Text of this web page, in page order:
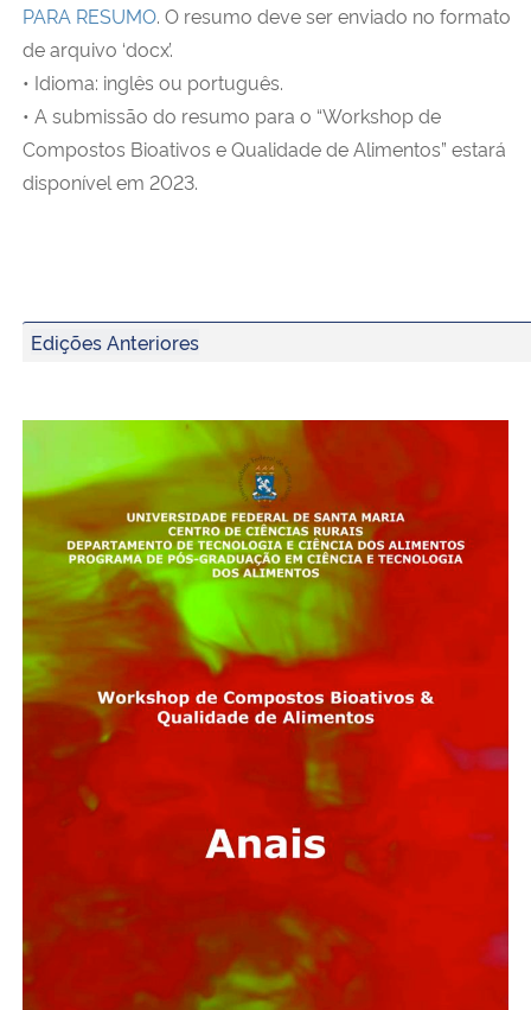
PARA RESUMO. O resumo deve ser enviado no formato
de arquivo ‘docx’.
• Idioma: inglês ou português.
• A submissão do resumo para o “Workshop de
Compostos Bioativos e Qualidade de Alimentos” estará
disponível em 2023.
Edições Anteriores